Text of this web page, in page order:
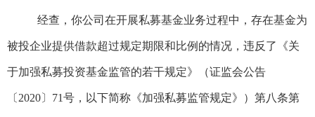
经查， 你公司在开展私募基金业务过程中 ， 存在基金为
被投企业提供借款超过规定期限和比例的情况， 违反了《关
于加强私募投资基金监管的若干规定》（证监会公告
〔2020〕 71号，以下简称《加强私募监管规定》）第八条第